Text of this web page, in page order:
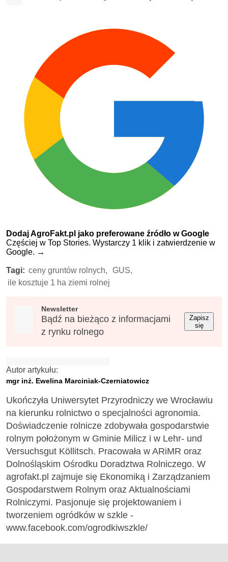
Dodaj AgroFakt.pl jako preferowane źródło w Google
Częściej w Top Stories. Wystarczy 1 klik i zatwierdzenie w
Google. →
Tagi: ceny gruntów rolnych,
GUS,
ile kosztuje 1 ha ziemi rolnej
Newsletter
Bądź na bieżąco z informacjami
z rynku rolnego
Zapisz
się
Autor artykułu:
mgr inż. Ewelina Marciniak-Czerniatowicz
Ukończyła Uniwersytet Przyrodniczy we Wrocławiu
na kierunku rolnictwo o specjalności agronomia.
Doświadczenie rolnicze zdobywała gospodarstwie
rolnym położonym w Gminie Milicz i w Lehr- und
Versuchsgut Köllitsch. Pracowała w ARiMR oraz
Dolnośląskim Ośrodku Doradztwa Rolniczego. W
agrofakt.pl zajmuje się Ekonomiką i Zarządzaniem
Gospodarstwem Rolnym oraz Aktualnościami
Rolniczymi. Pasjonuje się projektowaniem i
tworzeniem ogródków w szkle -
www.facebook.com/ogrodkiwszkle/